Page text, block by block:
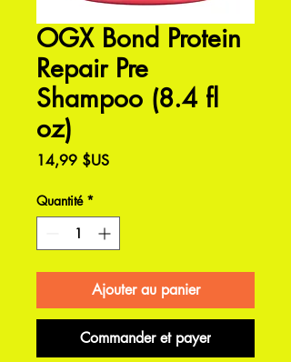
OGX Bond Protein
Repair Pre
Shampoo (8.4 fl
oz)
14,99 $USPrix
Quantité *
Ajouter au panier
Commander et payer